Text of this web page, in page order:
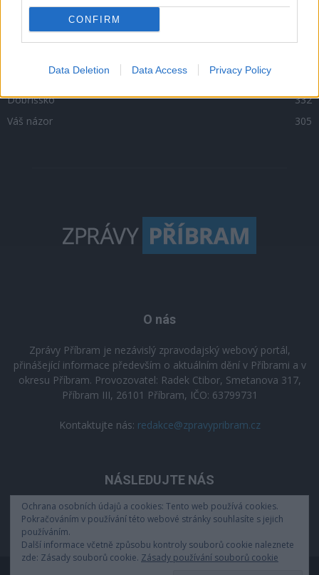
CONFIRM
Data Deletion Data Access Privacy Policy
O čem se mluví
Dobříšsko
332
Váš názor
305
O nás
Zprávy Příbram je nezávislý zpravodajský webový portál,
přinášející informace především o aktuálním dění v Příbrami a v
okresu Příbram. Provozovatel: Radek Ctibor, Smetanova 317,
Příbram III, 26101 Příbram, IČO: 63799731
Kontaktujte nás: redakce@zpravypribram.cz
NÁSLEDUJTE NÁS
Ochrana osobních údajů a cookies: Tento web používá cookies.
Pokračováním v používání této webové stránky souhlasíte s jejich
používáním.
Další informace včetně způsobu kontroly souborů cookie naleznete
zde: Zásady souborů cookie. Zásady používání souborů cookie